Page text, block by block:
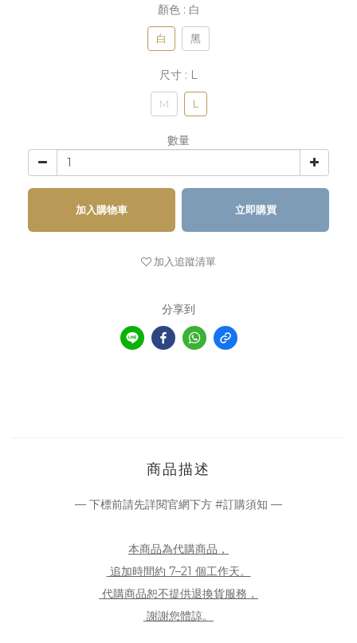
顏色 : 白
白 黑
尺寸 : L
M L
數量
加入購物車 立即購買
加入追蹤清單
分享到
商品描述
— 下標前請先詳閱官網下方 #訂購須知 —
本商品為代購商品，
追加時間約 7–21 個工作天。
代購商品恕不提供退換貨服務，
謝謝您體諒。